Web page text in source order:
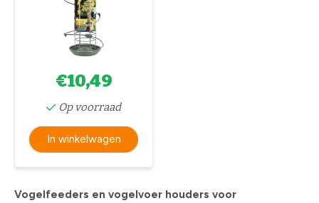
€10,49
Op voorraad
In winkelwagen
Vogelfeeders en vogelvoer houders voor